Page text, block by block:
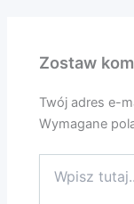
Zostaw
Twój adres e-
Wymagane
tutaj..